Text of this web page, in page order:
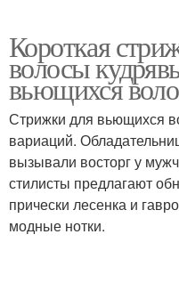
Идеи для стрижки
Волнистые волосы
Короткая
волосы
вьющихся
Стрижки для вьющихся
вариаций.
вызывали восторг у
стилисты предлагают
прически лесенка и
модные нотки.